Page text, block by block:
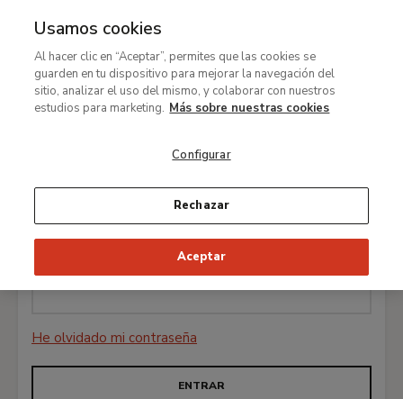
MENÚ
contenido
principal
Iniciar sesión
He olvidado mi contraseña
Usamos cookies
Al hacer clic en “Aceptar”, permites que las cookies se
guarden en tu dispositivo para mejorar la navegación del
sitio, analizar el uso del mismo, y colaborar con nuestros
estudios para marketing. Más sobre nuestras cookies
Configurar
Rechazar
Aceptar